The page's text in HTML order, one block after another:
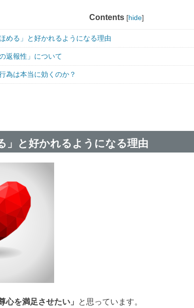
Contents [hide]
める」と好かれるようになる理由
返報性」について
為は本当に効くのか？
」と好かれるようになる理由
心を満足させたい」 と思っています。